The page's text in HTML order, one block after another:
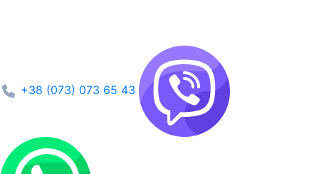
+38 (073) 073 65 43